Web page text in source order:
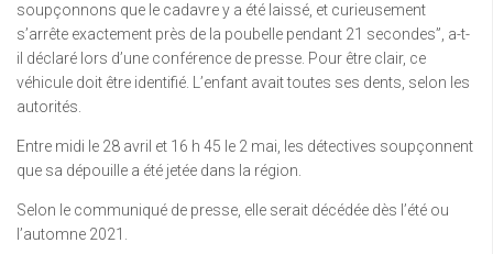
soupçonnons que le cadavre y a été laissé, et curieusement
s’arrête exactement près de la poubelle pendant 21 secondes”, a-t-
il déclaré lors d’une conférence de presse. Pour être clair, ce
véhicule doit être identifié. L’enfant avait toutes ses dents, selon les
autorités.
Entre midi le 28 avril et 16 h 45 le 2 mai, les détectives soupçonnent
que sa dépouille a été jetée dans la région.
Selon le communiqué de presse, elle serait décédée dès l’été ou
l’automne 2021.